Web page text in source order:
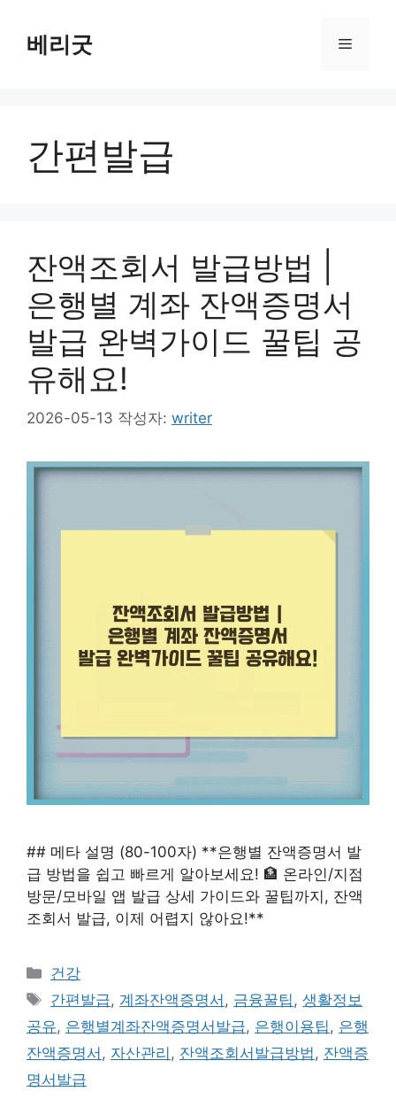
베리굿 메
간편발급
잔액조회서 발급방법 |
은행별 계좌 잔액증명서
발급 완벽가이드 꿀팁 공
유해요!
2026-05-13 작성자: writer
## 메타 설명 (80-100자) **은행별 잔액증명서 발
급 방법을 쉽고 빠르게 알아보세요! 🏦 온라인/지점
방문/모바일 앱 발급 상세 가이드와 꿀팁까지, 잔액
조회서 발급, 이제 어렵지 않아요!**
카
테
리
건강
태
그
간편발급, 계좌잔액증명서 , 금융꿀팁 ,생활정보
공유, 은행별계좌잔액증명서발급, 은행이용팁 , 은행
잔액증명서 , 자산관리 , 잔액조회서발급방법 , 잔액증
명서발급